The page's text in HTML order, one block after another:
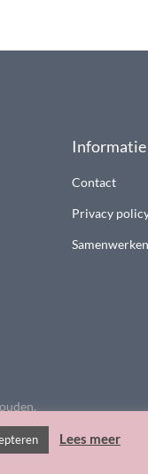
Informatie
Contact
Privacy
Samenwerken
Lees meer